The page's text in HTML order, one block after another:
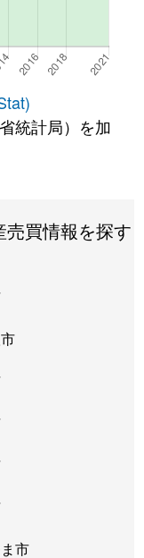
統計局）を加
買情報を探す
市